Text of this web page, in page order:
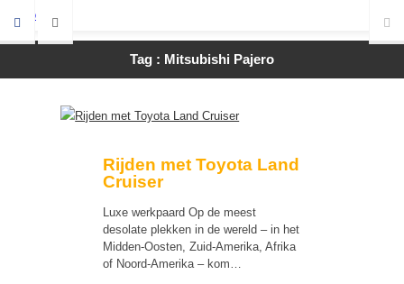
Tag : Mitsubishi Pajero
Rijden met Toyota Land
Cruiser
Luxe werkpaard Op de meest
desolate plekken in de wereld – in het
Midden-Oosten, Zuid-Amerika, Afrika
of Noord-Amerika – kom…